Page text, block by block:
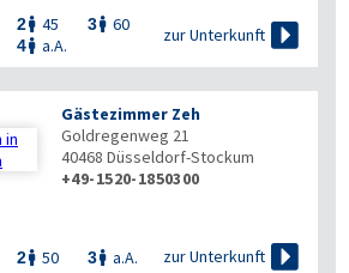
2 45 3 60
4 a.A.
zur Unterkunft 
Gästezimmer Zeh
Goldregenweg 21
40468 Düsseldorf-Stockum
+49-1520-1850300
2 50 3 a.A. zur Unterkunft 